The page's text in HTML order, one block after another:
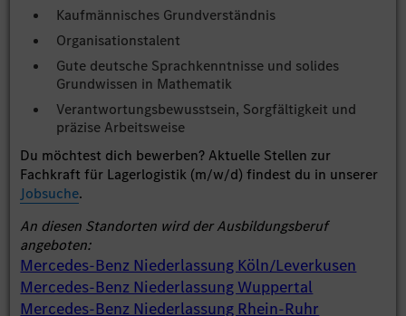
Kaufmännisches Grundverständnis
Organisationstalent
Gute deutsche Sprachkenntnisse und solides
Grundwissen in Mathematik
Verantwortungsbewusstsein, Sorgfältigkeit und
präzise Arbeitsweise
Du möchtest dich bewerben? Aktuelle Stellen zur
Fachkraft für Lagerlogistik (m/w/d) findest du in unserer
Jobsuche.
An diesen Standorten wird der Ausbildungsberuf
angeboten:
Mercedes-Benz Niederlassung Köln/Leverkusen
Mercedes-Benz Niederlassung Wuppertal
Mercedes-Benz Niederlassung Rhein-Ruhr